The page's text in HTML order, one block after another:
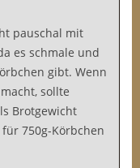
pauschal mit
es schmale und
gibt. Wenn
sollte
Brotgewicht
750g-Körbchen